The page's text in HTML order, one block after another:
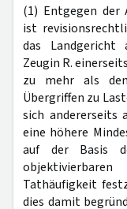
(1) Entgegen der
ist
das Landgericht
Zeugin R.
zu mehr als
Übergriffen zu
sich andererseits
eine höhere
auf der Basis
Tathäufigkeit
dies damit